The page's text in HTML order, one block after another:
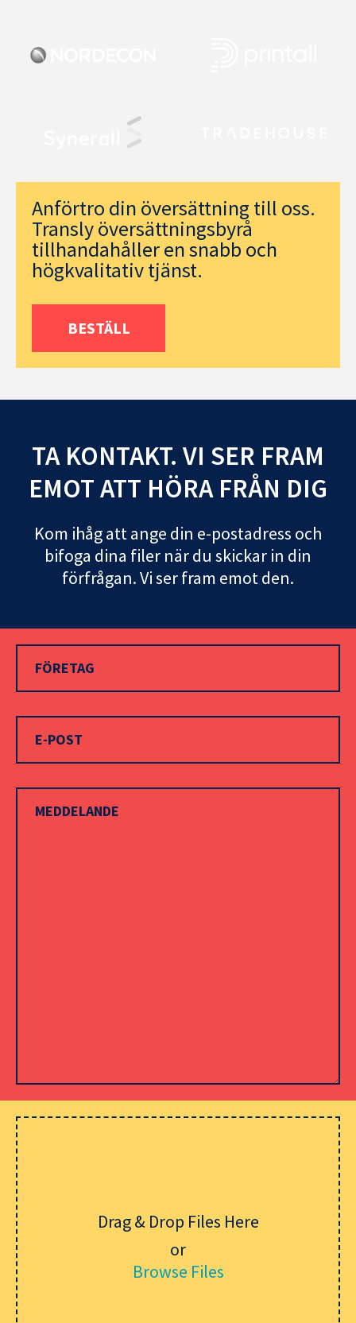
Anförtro din översättning till oss.
Transly översättningsbyrå
tillhandahåller en snabb och
högkvalitativ tjänst.
BESTÄLL
TA KONTAKT. VI SER FRAM
EMOT ATT HÖRA FRÅN DIG
Kom ihåg att ange din e-postadress och
bifoga dina filer när du skickar in din
förfrågan. Vi ser fram emot den.
Drag & Drop Files Here
or
Browse Files